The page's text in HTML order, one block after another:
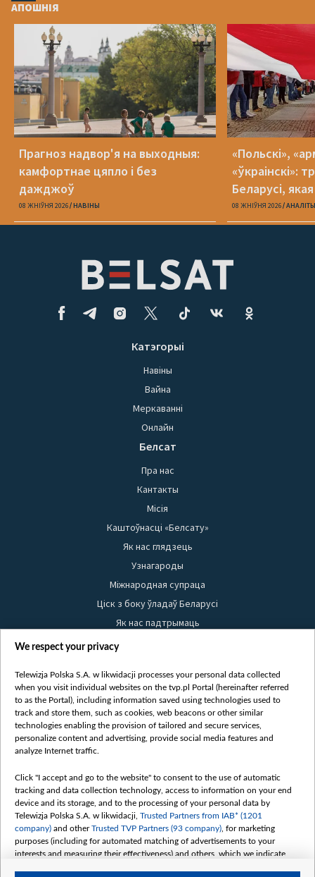
АПОШНІЯ
Прагноз надвор'я на выходныя:
камфортнае цяпло і без
дажджоў
08 ЖНІЎНЯ 2026 НАВІНЫ
«Польскі»,
«ўкраінскі»:
Беларусі,
08 ЖНІЎНЯ 2026
Катэгорыі
Навіны
Вайна
Меркаванні
Онлайн
Белсат
Пра нас
Кантакты
Місія
Каштоўнасці «Белсату»
Як нас глядзець
Узнагароды
Міжнародная супраца
Ціск з боку ўладаў Беларусі
Як нас падтрымаць
Правілы выкарыстання матэрыялаў
Бяспека
Youtube
Белсат news
Белсат Shorts
Жэстачайшы мульт
Belsat English
Biełsat PL
Белсат Now
Белсат History
We respect your privacy
Telewizja Polska S.A. w likwidacji processes your personal data collected
when you visit individual websites on the tvp.pl Portal (hereinafter referred
to as the Portal), including information saved using technologies used to
track and store them, such as cookies, web beacons or other similar
technologies enabling the provision of tailored and secure services,
personalize content and advertising, provide social media features and
analyze Internet traffic.
Click "I accept and go to the website" to consent to the use of automatic
tracking and data collection technology, access to information on your end
device and its storage, and to the processing of your personal data by
Telewizja Polska S.A. w likwidacji, Trusted Partners from IAB* (1201
company) and otherTrusted TVP Partners (93 company) , for marketing
purposes (including for automated matching of advertisements to your
interests and measuring their effectiveness) and others, which we indicate